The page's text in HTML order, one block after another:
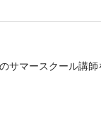
サマースクール講